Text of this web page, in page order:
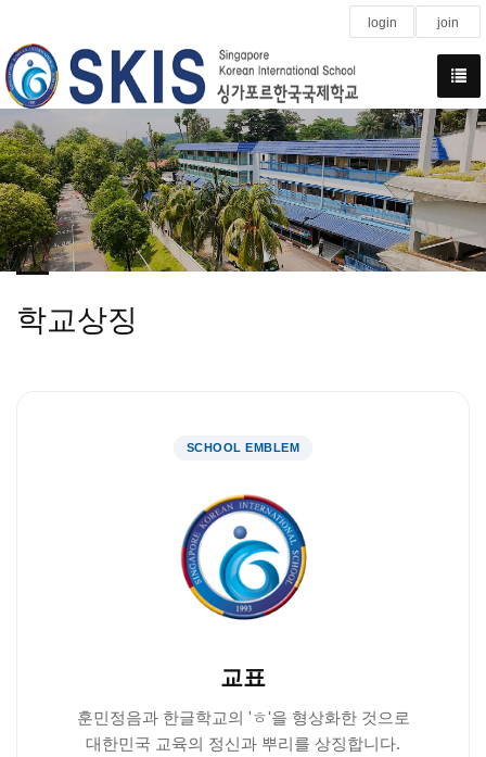
login join
학교상징
SCHOOL EMBLEM
교표
훈민정음과 한글학교의 'ㅎ'을 형상화한 것으로
대한민국 교육의 정신과 뿌리를 상징합니다.